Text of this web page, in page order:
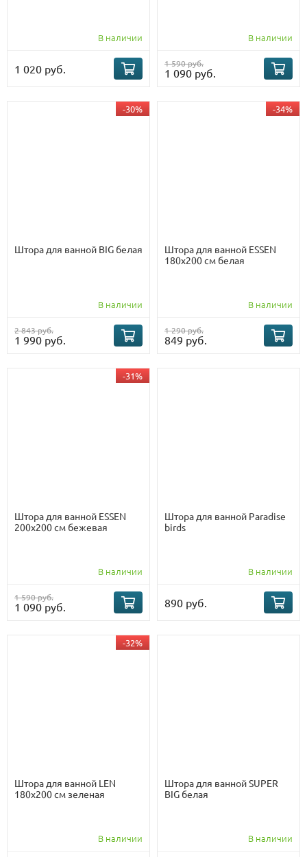
В наличии
1 020 руб.
В наличии
1 590 руб.
1 090 руб.
-30%
Штора для ванной BIG белая
В наличии
2 843 руб.
1 990 руб.
-34%
Штора для ванной ESSEN
180х200 см белая
В наличии
1 290 руб.
849 руб.
-31%
Штора для ванной ESSEN
200х200 см бежевая
В наличии
1 590 руб.
1 090 руб.
Штора для ванной Paradise
birds
В наличии
890 руб.
-32%
Штора для ванной LEN
180х200 см зеленая
В наличии
Штора для ванной SUPER
BIG белая
В наличии